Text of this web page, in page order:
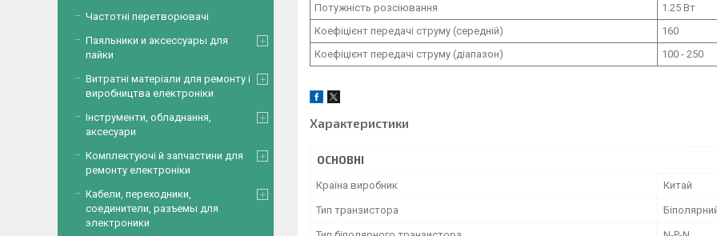
Потужність розсіювання
1.25 Вт
Коефіцієнт передачі струму (середній)
160
Коефіцієнт передачі струму (діапазон)
100 - 250
Характеристики
ОСНОВНІ
Країна виробник Китай
Тип транзистора
Частотні перетворювачі
Паяльники и аксессуары для
пайки
Витратні матеріали для ремонту і
виробництва електроніки
Інструменти, обладнання,
аксесуари
Комплектуючі й запчастини для
ремонту електроніки
Кабели, переходники,
соединители, разъемы для
электроники